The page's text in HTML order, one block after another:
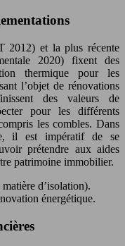
2012) et la plus récente
2020) fixent des
thermique pour les
l’objet de rénovations
des valeurs de
pour les différents
les combles. Dans
il est impératif de se
prétendre aux aides
patrimoine immobilier.
d’isolation).
énergétique.